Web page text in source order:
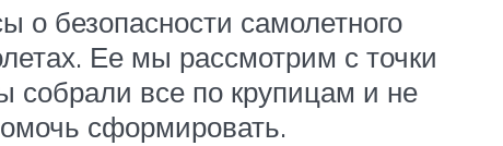
о безопасности самолетного
Ее мы рассмотрим с точки
собрали все по крупицам и не
сформировать.